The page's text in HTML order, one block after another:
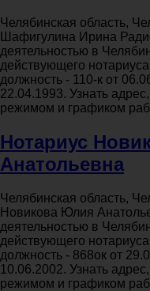
Челябинская область,
Шафигулина Ирина
деятельностью в
действующего
должность - 110-к от
22.04.1993. Узнать
режимом и графиком
Нотариус
Анатольевна
Челябинская область,
Новикова Юлия
деятельностью в
действующего
должность - 868ок от
10.06.2002. Узнать
режимом и графиком